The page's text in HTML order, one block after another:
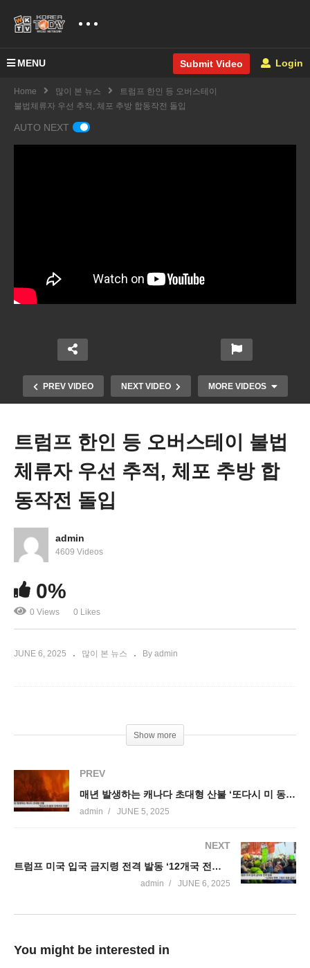
MENU Submit Video Login
Home 많이 본 뉴스
트럼프 한인 등 오버스테이
불법체류자 우선 추적, 체포 추방 합동작전 돌입
AUTO NEXT
PREV VIDEO NEXT VIDEO MORE VIDEOS
트럼프-머스크 결별과 파국…인신공격, 상호 위협까
지…
트럼프 한인 등 오버스테이 불법
체류자 우선 추적, 체포 추방 합
동작전 돌입
admin
4609 Videos
0%
0 Views 0 Likes
JUNE 6, 2025 많이 본 뉴스 By admin
Show more
PREV
매년 발생하는 캐나다 초대형 산불 ‘또다시 미 동부 지역까지 위협’
admin JUNE 5, 2025
NEXT
트럼프 미국 입국 금지령 전격 발동 ‘12개국 전면, 7개국 부분 금지’
admin JUNE 6, 2025
You might be interested in